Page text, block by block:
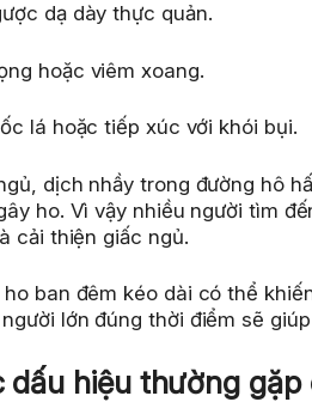
dạ dày thực quản.
hoặc viêm xoang.
lá hoặc tiếp xúc với khói bụi.
dịch nhầy trong đường hô
ho. Vì vậy nhiều người tìm
cải thiện giấc ngủ.
ho ban đêm kéo dài có thể
lớn đúng thời điểm sẽ
dấu hiệu thường